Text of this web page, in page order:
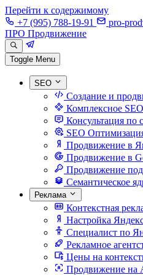
Перейти к содержимому
+7 (995) 788-19-91
pro-
ПРО Продвижение
Toggle Menu
SEO
Создание и
Комплексное SEO
Консультация по
SEO
Продвижение в
Продвижение в
Продвижение
Семантическое
Реклама
Контекстная
Настройка
Специалист по
Рекламное
Цены на
Продвижение на